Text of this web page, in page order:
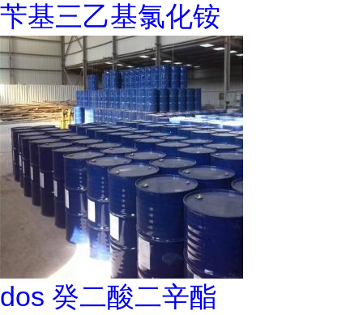
苄基三乙基氯化铵
dos 癸二酸二辛酯